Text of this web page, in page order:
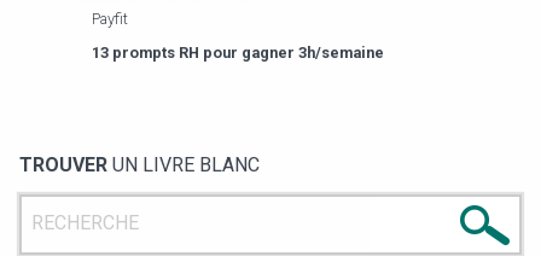
Payfit
13 prompts RH pour gagner 3h/semaine
TROUVER UN LIVRE BLANC